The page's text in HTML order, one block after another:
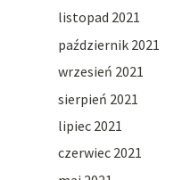
listopad 2021
październik 2021
wrzesień 2021
sierpień 2021
lipiec 2021
czerwiec 2021